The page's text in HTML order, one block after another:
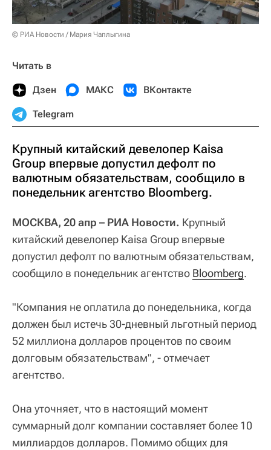
© РИА Новости / Мария Чаплыгина
Читать в
Дзен МАКС ВКонтакте
Telegram
Крупный китайский девелопер Kaisa
Group впервые допустил дефолт по
валютным обязательствам, сообщило в
понедельник агентство Bloomberg.
МОСКВА, 20 апр – РИА Новости. Крупный
китайский девелопер Kaisa Group впервые
допустил дефолт по валютным обязательствам,
сообщило в понедельник агентство Bloomberg.
"Компания не оплатила до понедельника, когда
должен был истечь 30-дневный льготный период
52 миллиона долларов процентов по своим
долговым обязательствам", - отмечает
агентство.
Она уточняет, что в настоящий момент
суммарный долг компании составляет более 10
миллиардов долларов. Помимо общих для